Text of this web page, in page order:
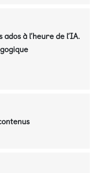
à l’heure de l’IA.